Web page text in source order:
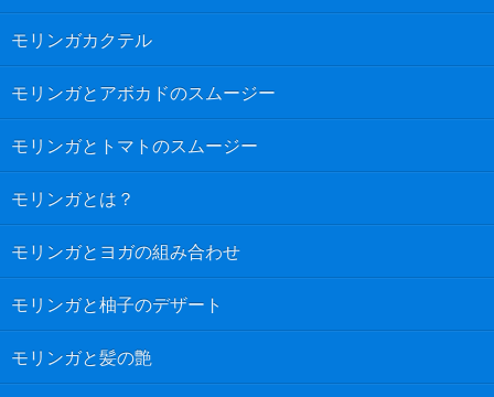
モリンガカクテル
モリンガとアボカドのスムージー
モリンガとトマトのスムージー
モリンガとは？
モリンガとヨガの組み合わせ
モリンガと柚子のデザート
モリンガと髪の艶